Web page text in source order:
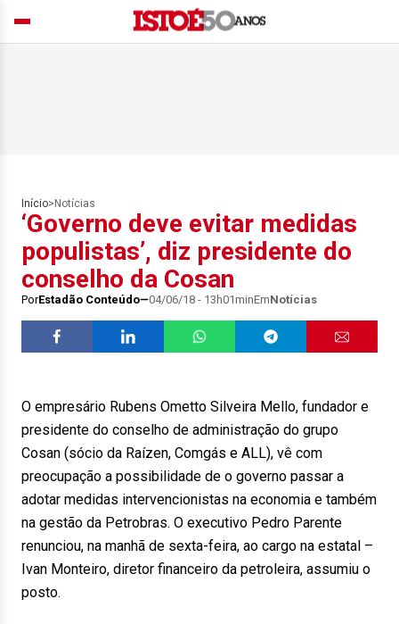
Início> Notícias
‘Governo deve evitar medidas
populistas’, diz presidente do
conselho da Cosan
PorEstadão Conteúdo 04/06/18 - 13h01minEmNotícias
O empresário Rubens Ometto Silveira Mello, fundador e
presidente do conselho de administração do grupo
Cosan (sócio da Raízen, Comgás e ALL), vê com
preocupação a possibilidade de o governo passar a
adotar medidas intervencionistas na economia e também
na gestão da Petrobras. O executivo Pedro Parente
renunciou, na manhã de sexta-feira, ao cargo na estatal –
Ivan Monteiro, diretor financeiro da petroleira, assumiu o
posto.